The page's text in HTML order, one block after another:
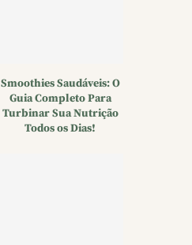
Smoothies Saudáveis: O
Guia Completo Para
Turbinar Sua Nutrição
Todos os Dias!